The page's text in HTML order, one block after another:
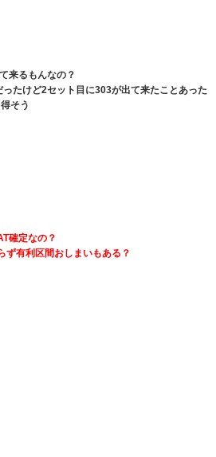
来るもんなの？
たけど2セット目に303が出て来たことあった
そう
確定なの？
ず有利区間おしまいもある？